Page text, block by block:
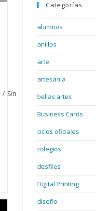
/ Sin
Categorías
alumnos
anillos
arte
artesania
bellas artes
Business Cards
ciclos oficiales
colegios
desfiles
Digital Printing
diseño